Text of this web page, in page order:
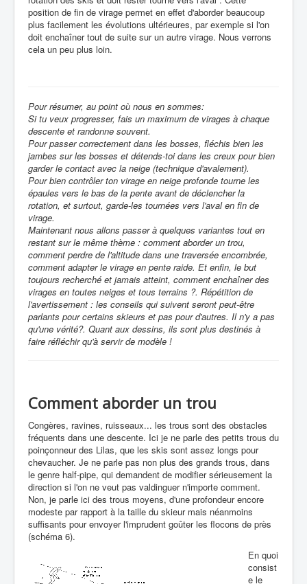
position de fin de virage permet en effet d'aborder beaucoup
plus facilement les évolutions ultérieures, par exemple si l'on
doit enchaîner tout de suite sur un autre virage. Nous verrons
cela un peu plus loin.
Pour résumer, au point où nous en sommes:
Si tu veux progresser, fais un maximum de virages à chaque
descente et randonne souvent.
Pour passer correctement dans les bosses, fléchis bien les
jambes sur les bosses et détends-toi dans les creux pour bien
garder le contact avec la neige (technique d'avalement).
Pour bien contrôler ton virage en neige profonde tourne les
épaules vers le bas de la pente avant de déclencher la
rotation, et surtout, garde-les tournées vers l'aval en fin de
virage.
Maintenant nous allons passer à quelques variantes tout en
restant sur le même thème : comment aborder un trou,
comment perdre de l'altitude dans une traversée encombrée,
comment adapter le virage en pente raide. Et enfin, le but
toujours recherché et jamais atteint, comment enchaîner des
virages en toutes neiges et tous terrains ?. Répétition de
l'avertissement : les conseils qui suivent seront peut-être
parlants pour certains skieurs et pas pour d'autres. Il n'y a pas
qu'une vérité?. Quant aux dessins, ils sont plus destinés à
faire réfléchir qu'à servir de modèle !
Comment aborder un trou
Congères, ravines, ruisseaux... les trous sont des obstacles
fréquents dans une descente. Ici je ne parle des petits trous du
poinçonneur des Lilas, que les skis sont assez longs pour
chevaucher. Je ne parle pas non plus des grands trous, dans
le genre half-pipe, qui demandent de modifier sérieusement la
direction si l'on ne veut pas valdinguer n'importe comment.
Non, je parle ici des trous moyens, d'une profondeur encore
modeste par rapport à la taille du skieur mais néanmoins
suffisants pour envoyer l'imprudent goûter les flocons de près
(schéma 6).
En quoi
consist
e le